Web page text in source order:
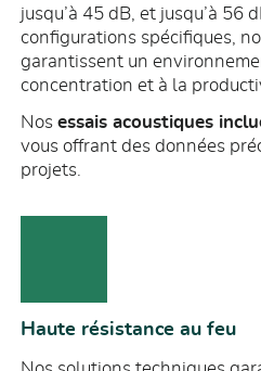
jusqu’à 45 dB, et jusqu’à 56
configurations spécifiques,
garantissent un
concentration et à la
Nosessais acoustiques
vous offrant des données
projets.
Haute résistance au feu